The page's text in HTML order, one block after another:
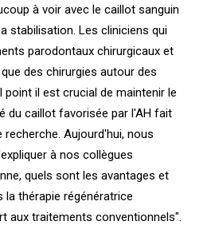
à voir avec le caillot sanguin
stabilisation. Les cliniciens qui
parodontaux chirurgicaux et
des chirurgies autour des
point il est crucial de maintenir le
du caillot favorisée par l'AH fait
Aujourd'hui, nous
à nos collègues
quels sont les avantages et
la thérapie régénératrice
aux traitements conventionnels".